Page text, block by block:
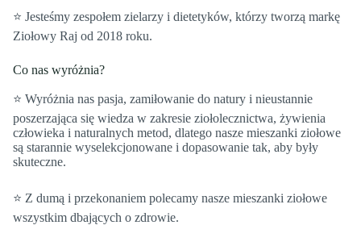
⭐️ Jesteśmy zespołem zielarzy i dietetyków, którzy tworzą markę
Ziołowy Raj od 2018 roku.
Co nas wyróżnia?
⭐️ Wyróżnia nas pasja, zamiłowanie do natury i nieustannie
poszerzająca się wiedza w zakresie ziołolecznictwa, żywienia
człowieka i naturalnych metod, dlatego nasze mieszanki ziołowe
są starannie wyselekcjonowane i dopasowanie tak, aby były
skuteczne.
⭐️ Z dumą i przekonaniem polecamy nasze mieszanki ziołowe
wszystkim dbających o zdrowie.